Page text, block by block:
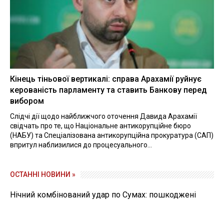
Кінець тіньової вертикалі: справа Арахамії руйнує
керованість парламенту та ставить Банкову перед
вибором
Слідчі дії щодо найближчого оточення Давида Арахамії
свідчать про те, що Національне антикорупційне бюро
(НАБУ) та Спеціалізована антикорупційна прокуратура (САП)
впритул наблизилися до процесуального...
ОСТАННІ НОВИНИ »
Нічний комбінований удар по Сумах: пошкоджені